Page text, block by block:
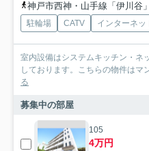
神戸市西神・山手線「伊川谷」駅 バ
駐輪場 CATV インターネッ
室内設備はシステムキッチン・ネ
しております。こちらの物件はマ
る
募集中の部屋
105
4万円